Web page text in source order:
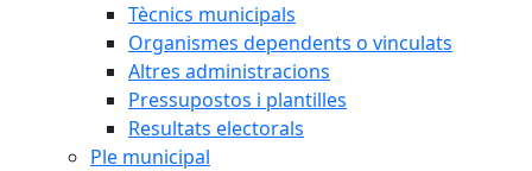
Tècnics municipals
Organismes dependents o vinculats
Altres administracions
Pressupostos i plantilles
Resultats electorals
Ple municipal